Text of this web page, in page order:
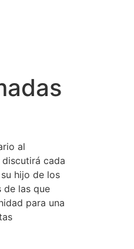
al
cada
hijo de los
de las que
para una